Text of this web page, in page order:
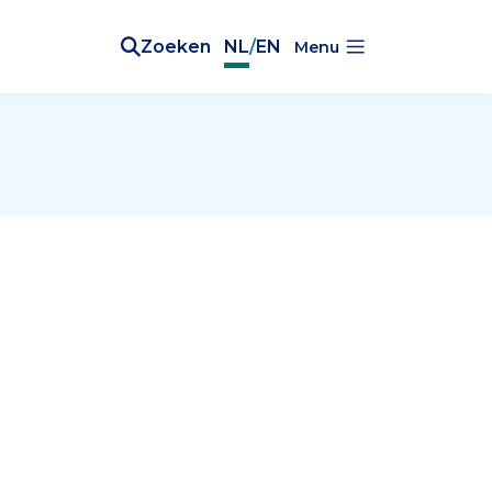
Zoeken NL/EN Menu